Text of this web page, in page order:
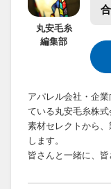
丸安毛糸
編集部
アパレル会社・企
ている丸安毛糸株式
素材セレクトから
します。
皆さんと一緒に、